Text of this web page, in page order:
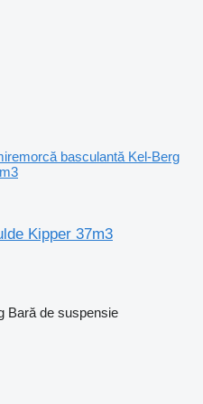
basculantă Kel-Berg
Kipper 37m3
Bară de suspensie